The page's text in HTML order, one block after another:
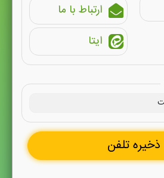
ارتباط با ما
ایتا
ذخیره تلفن